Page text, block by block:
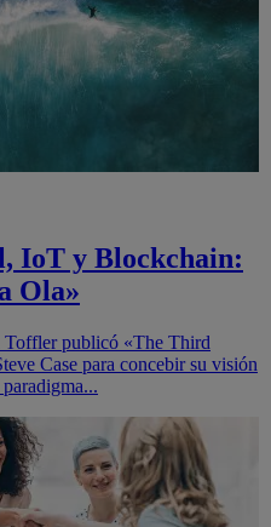
IoT y Blockchain:
Ola»
publicó «The Third
Case para concebir su visión